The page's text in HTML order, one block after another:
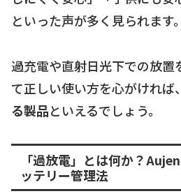
といった声が多く見られます。
過充電や直射日光下での放置
て正しい使い方を心がければ、
る製品といえるでしょう。
「過放電」とは何か？
ッテリー管理法